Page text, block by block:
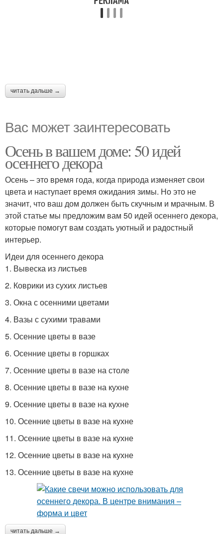
читать дальше →
Вас может заинтересовать
Осень в вашем доме: 50 идей
осеннего декора
Осень – это время года, когда природа изменяет свои
цвета и наступает время ожидания зимы. Но это не
значит, что ваш дом должен быть скучным и мрачным. В
этой статье мы предложим вам 50 идей осеннего декора,
которые помогут вам создать уютный и радостный
интерьер.
Идеи для осеннего декора
1. Вывеска из листьев
2. Коврики из сухих листьев
3. Окна с осенними цветами
4. Вазы с сухими травами
5. Осенние цветы в вазе
6. Осенние цветы в горшках
7. Осенние цветы в вазе на столе
8. Осенние цветы в вазе на кухне
9. Осенние цветы в вазе на кухне
10. Осенние цветы в вазе на кухне
11. Осенние цветы в вазе на кухне
12. Осенние цветы в вазе на кухне
13. Осенние цветы в вазе на кухне
читать дальше →